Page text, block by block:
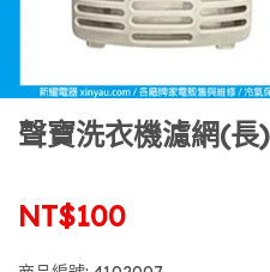
聲寶洗衣機濾網(長)
NT$100